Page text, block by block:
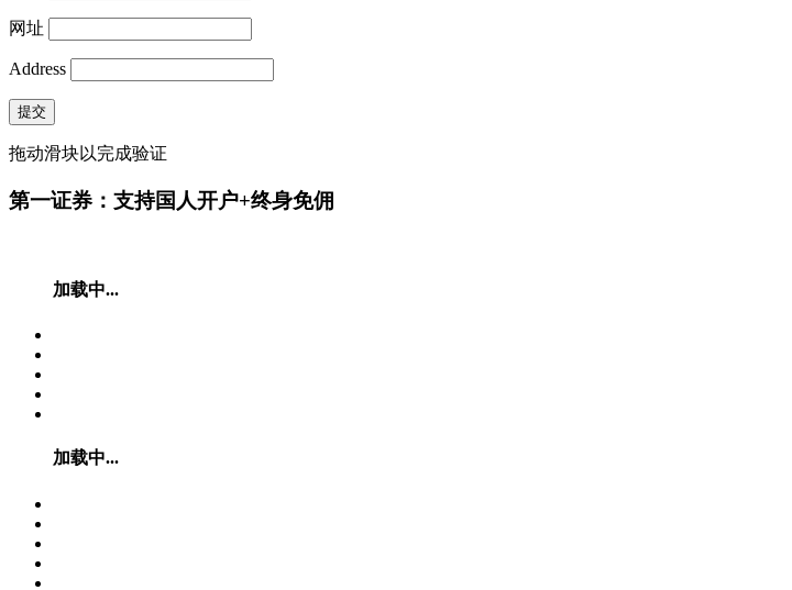
网址
Address
提交
拖动滑块以完成验证
第一证券：支持国人开户+终身免佣
加载中...
加载中...